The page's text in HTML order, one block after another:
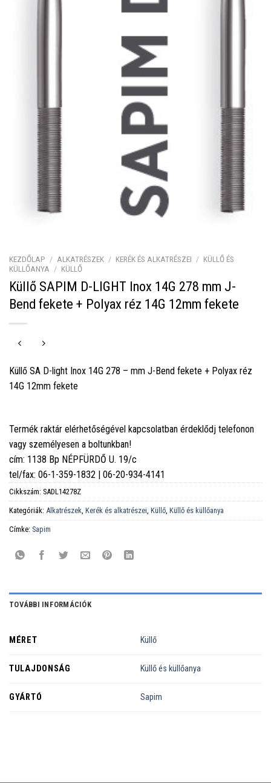
KEZDŐLAP / ALKATRÉSZEK / KERÉK ÉS ALKATRÉSZEI / KÜLLŐ ÉS
KÜLLŐANYA / KÜLLŐ
Küllő SAPIM D-LIGHT Inox 14G 278 mm J-
Bend fekete + Polyax réz 14G 12mm fekete
Küllő SA D-light Inox 14G 278 – mm J-Bend fekete + Polyax réz
14G 12mm fekete
Termék raktár elérhetőségével kapcsolatban érdeklődj telefonon
vagy személyesen a boltunkban!
cím: 1138 Bp NÉPFÜRDŐ U. 19/c
tel/fax: 06-1-359-1832 | 06-20-934-4141
Cikkszám: SADL14278Z
Kategóriák: Alkatrészek Kerék és alkatrészei Küllő Küllő és küllőanya
Címke: Sapim
TOVÁBBI INFORMÁCIÓK
MÉRET Küllő
TULAJDONSÁG Küllő és küllőanya
GYÁRTÓ Sapim